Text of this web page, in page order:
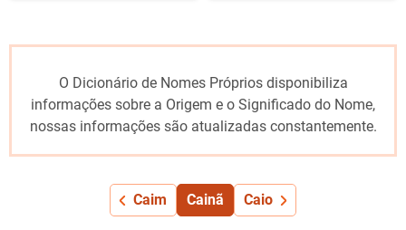
O Dicionário de Nomes Próprios disponibiliza
informações sobre a Origem e o Significado do Nome,
nossas informações são atualizadas constantemente.
Caim Cainã Caio